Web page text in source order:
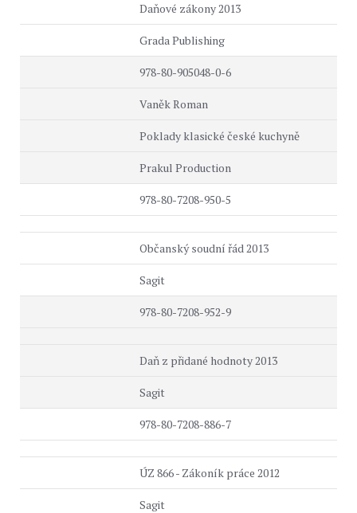
Daňové zákony 2013
Grada Publishing
978-80-905048-0-6
Vaněk Roman
Poklady klasické české kuchyně
Prakul Production
978-80-7208-950-5
Občanský soudní řád 2013
Sagit
978-80-7208-952-9
Daň z přidané hodnoty 2013
Sagit
978-80-7208-886-7
ÚZ 866 - Zákoník práce 2012
Sagit